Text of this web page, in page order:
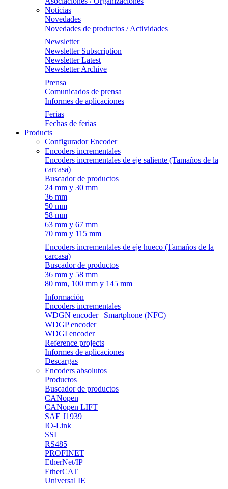
Noticias
Novedades
Novedades de productos / Actividades
Newsletter
Newsletter Subscription
Newsletter Latest
Newsletter Archive
Prensa
Comunicados de prensa
Informes de aplicaciones
Ferias
Fechas de ferias
Products
Configurador Encoder
Encoders incrementales
Encoders incrementales de eje saliente (Tamaños de la
carcasa)
Buscador de productos
24 mm y 30 mm
36 mm
50 mm
58 mm
63 mm y 67 mm
70 mm y 115 mm
Encoders incrementales de eje hueco (Tamaños de la
carcasa)
Buscador de productos
36 mm y 58 mm
80 mm, 100 mm y 145 mm
Información
Encoders incrementales
WDGN encoder | Smartphone (NFC)
WDGP encoder
WDGI encoder
Reference projects
Informes de aplicaciones
Descargas
Encoders absolutos
Productos
Buscador de productos
CANopen
CANopen LIFT
SAE J1939
IO-Link
SSI
RS485
PROFINET
EtherNet/IP
EtherCAT
Universal IE